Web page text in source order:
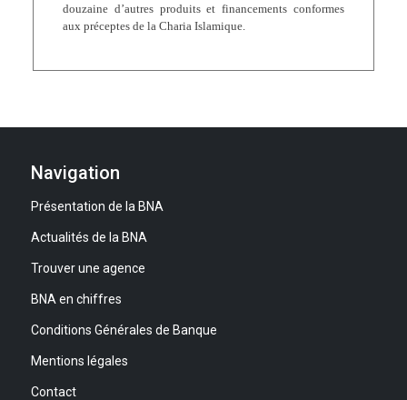
douzaine d’autres produits et financements conformes
aux préceptes de la Charia Islamique.
Navigation
Présentation de la BNA
Actualités de la BNA
Trouver une agence
BNA en chiffres
Conditions Générales de Banque
Mentions légales
Contact